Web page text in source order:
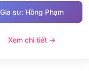
Gia sư: Hồng Phạm
Xem chi tiết →